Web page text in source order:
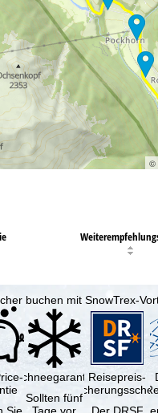
©
buchen mit SnowTrex-
Schneegarantie
Sollten fünf
Reisepreis-